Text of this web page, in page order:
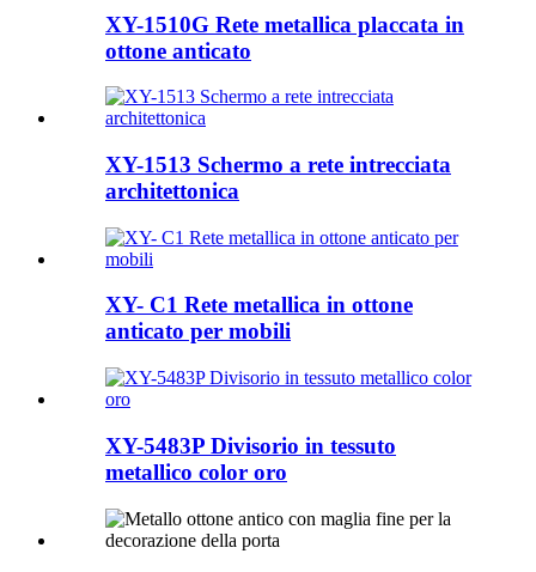
XY-1510G Rete metallica placcata in
ottone anticato
XY-1513 Schermo a rete intrecciata
architettonica
XY- C1 Rete metallica in ottone
anticato per mobili
XY-5483P Divisorio in tessuto
metallico color oro